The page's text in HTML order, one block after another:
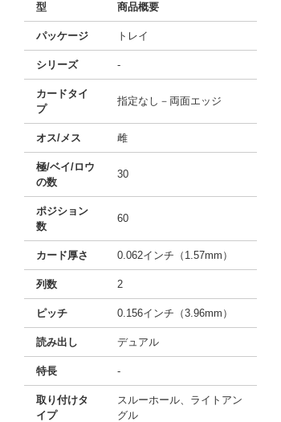
型 商品概要
パッケージ トレイ
シリーズ -
カードタイ
プ
指定なし－両面エッジ
オス/メス 雌
極/ベイ/ロウ
の数
30
ポジション
数
60
カード厚さ 0.062インチ（1.57mm）
列数 2
ピッチ 0.156インチ（3.96mm）
読み出し デュアル
特長 -
取り付けタ
イプ
スルーホール、ライトアン
グル